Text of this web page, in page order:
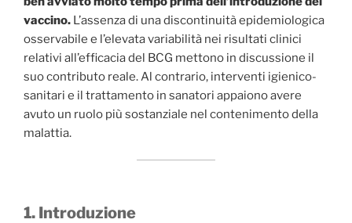
vaccino. L’assenza di una discontinuità epidemiologica
osservabile e l’elevata variabilità nei risultati clinici
relativi all’efficacia del BCG mettono in discussione il
suo contributo reale. Al contrario, interventi igienico-
sanitari e il trattamento in sanatori appaiono avere
avuto un ruolo più sostanziale nel contenimento della
malattia.
1. Introduzione